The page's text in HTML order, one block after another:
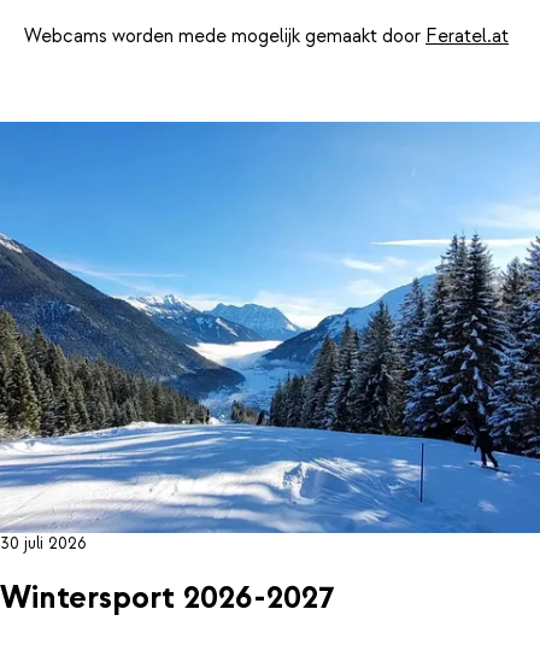
Webcams worden mede mogelijk gemaakt door Feratel.at
30 juli 2026
Wintersport 2026-2027